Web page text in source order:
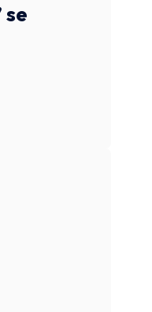
se